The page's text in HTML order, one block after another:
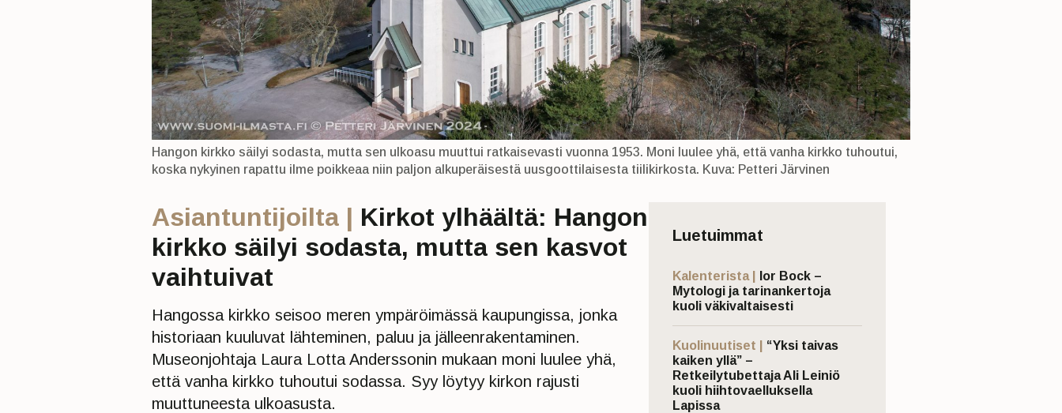
Hangon kirkko säilyi sodasta, mutta sen ulkoasu muuttui ratkaisevasti vuonna 1953. Moni luulee yhä, että vanha kirkko tuhoutui,
koska nykyinen rapattu ilme poikkeaa niin paljon alkuperäisestä uusgoottilaisesta tiilikirkosta. Kuva: Petteri Järvinen
Asiantuntijoilta | Kirkot ylhäältä: Hangon
kirkko säilyi sodasta, mutta sen kasvot
vaihtuivat
Hangossa kirkko seisoo meren ympäröimässä kaupungissa, jonka
historiaan kuuluvat lähteminen, paluu ja jälleenrakentaminen.
Museonjohtaja Laura Lotta Anderssonin mukaan moni luulee yhä,
että vanha kirkko tuhoutui sodassa. Syy löytyy kirkon rajusti
muuttuneesta ulkoasusta.
Luetuimmat
Kalenterista |
Ior Bock –
Mytologi ja tarinankertoja
kuoli väkivaltaisesti
Kuolinuutiset |
“Yksi taivas
kaiken yllä” –
Retkeilytubettaja Ali Leiniö
kuoli hiihtovaelluksella
Lapissa